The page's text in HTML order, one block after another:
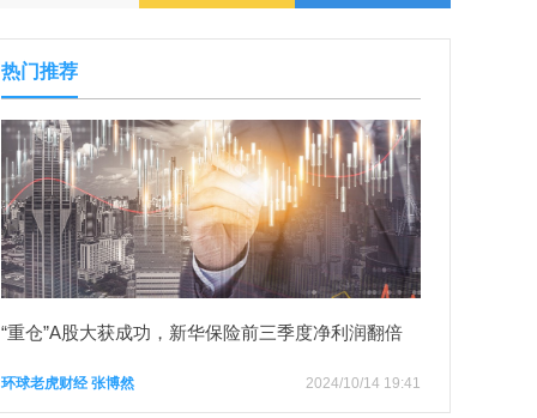
热门推荐
“重仓”A股大获成功，新华保险前三季度净利润翻倍
环球老虎财经 张博然 2024/10/14 19:41